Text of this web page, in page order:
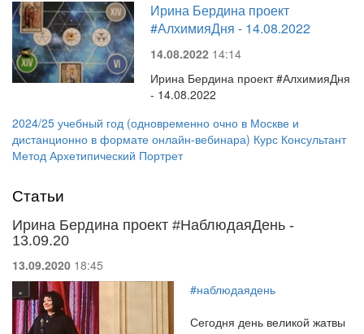
Ирина Бердина проект
#АлхимияДня - 14.08.2022
14.08.2022 14:14
Ирина Бердина проект #АлхимияДня
- 14.08.2022
2024/25 учебный год (одновременно очно в Москве и
дистанционно в формате онлайн-вебинара) Курс Консультант
Метод Архетипический Портрет
Статьи
Ирина Бердина проект #НаблюдаяДень -
13.09.20
13.09.2020 18:45
#наблюдаядень
Сегодня день великой жатвы